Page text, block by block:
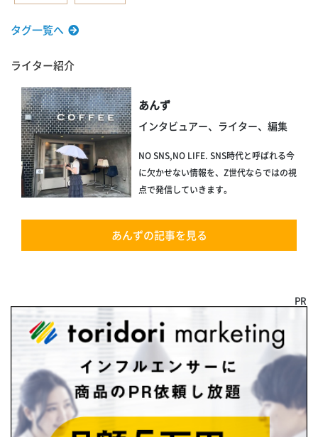
タグ一覧へ
ライター紹介
あんず
インタビュアー、ライター、編集
NO SNS,NO LIFE. SNS時代と呼ばれる今
に欠かせない情報を、Z世代ならではの視
点で発信していきます。
あんずの記事を見る
PR